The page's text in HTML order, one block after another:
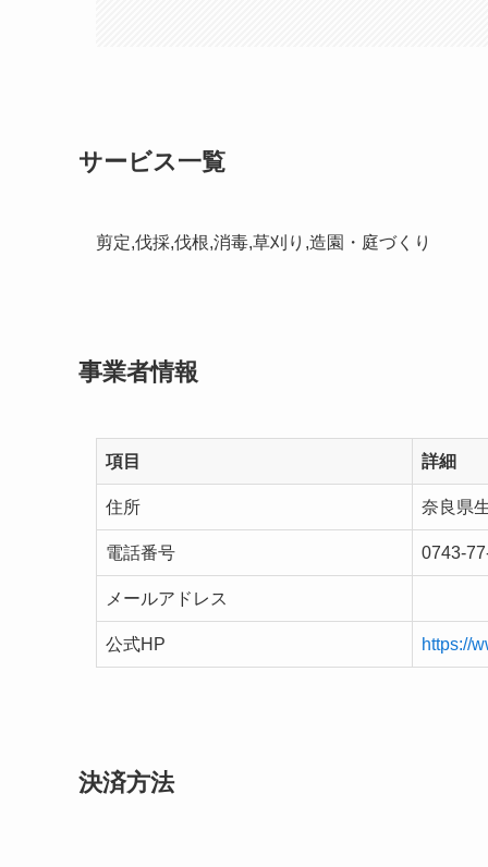
サービス一覧
剪定,伐採,伐根,消毒,草刈り,造園・庭づくり
事業者情報
項目 詳細
住所 奈良県
電話番号 0743-
メールアドレス
公式HP https://
決済方法